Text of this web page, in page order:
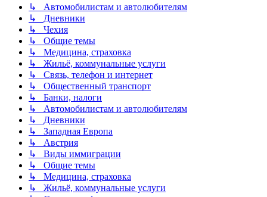
↳ Автомобилистам и автолюбителям
↳ Дневники
↳ Чехия
↳ Общие темы
↳ Медицина, страховка
↳ Жильё, коммунальные услуги
↳ Связь, телефон и интернет
↳ Общественный транспорт
↳ Банки, налоги
↳ Автомобилистам и автолюбителям
↳ Дневники
↳ Западная Европа
↳ Австрия
↳ Виды иммиграции
↳ Общие темы
↳ Медицина, страховка
↳ Жильё, коммунальные услуги